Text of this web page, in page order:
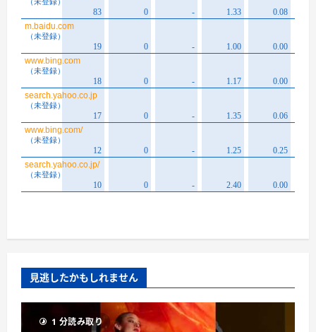
見逃したかもしれません
1 分読み取り